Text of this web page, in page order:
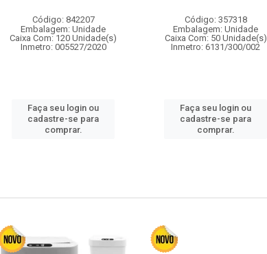
Código: 842207
Embalagem: Unidade
Caixa Com: 120 Unidade(s)
Inmetro: 005527/2020
Faça seu login ou
cadastre-se para
comprar.
Código: 357318
Embalagem: Unidade
Caixa Com: 50 Unidade(s)
Inmetro: 6131/300/002
Faça seu login ou
cadastre-se para
comprar.